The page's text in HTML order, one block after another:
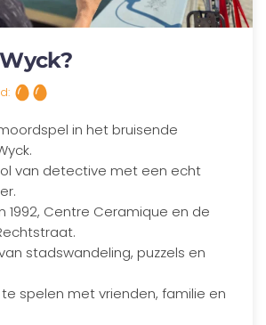
in het bruisende
van detective met een echt
1992, Centre Ceramique en de
stadswandeling, puzzels en
spelen met vrienden, familie en